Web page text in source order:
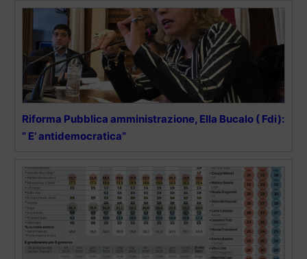
Riforma Pubblica amministrazione, Ella Bucalo ( Fdi):
” E’ antidemocratica”